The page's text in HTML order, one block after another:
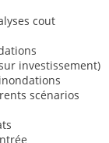
cout
investissement)
scénarios